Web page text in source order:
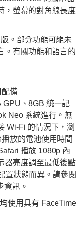
，螢幕的對角線長度
。部分功能可能未
。有關功能和語言的
配備
GPU、8GB 統一記
Neo 系統進行。無
Wi-Fi 的情況下，瀏
放的電池使用時間
播放 1080p 內
器亮度調至最低後點
置狀態而異。請參閱
資訊。
使用具有 FaceTime